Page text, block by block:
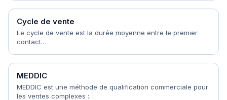
Cycle de vente
Le cycle de vente est la durée moyenne entre le premier
contact…
MEDDIC
MEDDIC est une méthode de qualification commerciale pour
les ventes complexes :…